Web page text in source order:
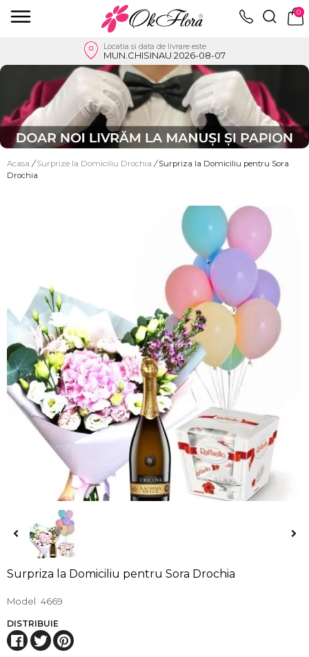
0
Locatia si data de livrare este
MUN.CHISINAU 2026-08-07
Acasa / Surprize la Domiciliu Drochia / Surpriza la Domiciliu pentru Sora
Drochia
Surpriza la Domiciliu pentru Sora Drochia
Model 4669
DISTRIBUIE